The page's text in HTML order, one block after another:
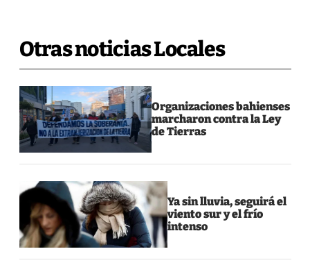
Otras noticias Locales
Organizaciones bahienses
marcharon contra la Ley
de Tierras
Ya sin lluvia, seguirá el
viento sur y el frío
intenso